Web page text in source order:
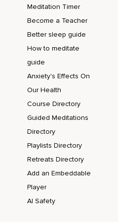
permiso de llegar hasta el
Meditation Timer
Become a Teacher
Better sleep guide
How to meditate
guide
Anxiety's Effects On
Our Health
Course Directory
Guided Meditations
Directory
Playlists Directory
Retreats Directory
Add an Embeddable
Player
AI Safety